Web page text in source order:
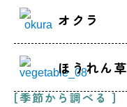
オクラ
ほうれん草
[季節から調べる ]